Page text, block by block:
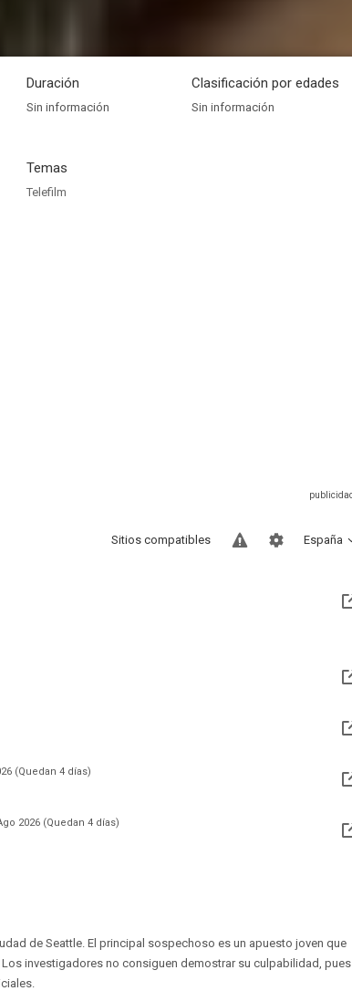
Duración
Sin información
Clasificación por edades
Sin información
Temas
Telefilm
España
Sitios compatibles
(Quedan 4 días)
2026 (Quedan 4 días)
de Seattle. El principal sospechoso es un apuesto joven que
investigadores no consiguen demostrar su culpabilidad, pues